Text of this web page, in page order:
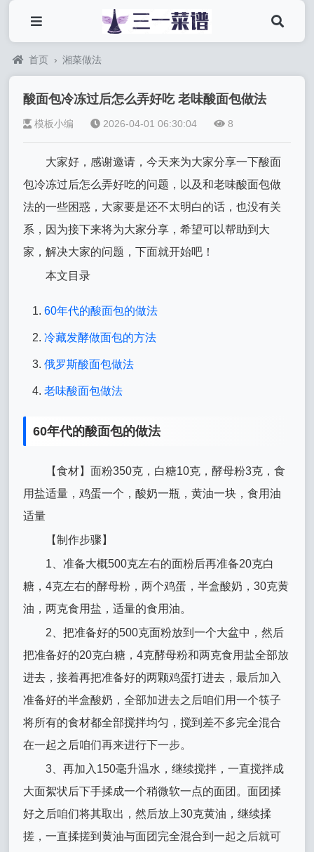
首页 › 湘菜做法
酸面包冷冻过后怎么弄好吃 老味酸面包做法
模板小编 2026-04-01 06:30:04 8
大家好，感谢邀请，今天来为大家分享一下酸面
包冷冻过后怎么弄好吃的问题，以及和老味酸面包做
法的一些困惑，大家要是还不太明白的话，也没有关
系，因为接下来将为大家分享，希望可以帮助到大
家，解决大家的问题，下面就开始吧！
本文目录
60年代的酸面包的做法
冷藏发酵做面包的方法
俄罗斯酸面包做法
老味酸面包做法
60年代的酸面包的做法
【食材】面粉350克，白糖10克，酵母粉3克，食
用盐适量，鸡蛋一个，酸奶一瓶，黄油一块，食用油
适量
【制作步骤】
1、准备大概500克左右的面粉后再准备20克白
糖，4克左右的酵母粉，两个鸡蛋，半盒酸奶，30克黄
油，两克食用盐，适量的食用油。
2、把准备好的500克面粉放到一个大盆中，然后
把准备好的20克白糖，4克酵母粉和两克食用盐全部放
进去，接着再把准备好的两颗鸡蛋打进去，最后加入
准备好的半盒酸奶，全部加进去之后咱们用一个筷子
将所有的食材都全部搅拌均匀，搅到差不多完全混合
在一起之后咱们再来进行下一步。
3、再加入150毫升温水，继续搅拌，一直搅拌成
大面絮状后下手揉成一个稍微软一点的面团。面团揉
好之后咱们将其取出，然后放上30克黄油，继续揉
搓，一直揉搓到黄油与面团完全混合到一起之后就可